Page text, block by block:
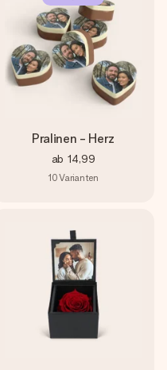
Pralinen - Herz
ab 14,99
10Varianten